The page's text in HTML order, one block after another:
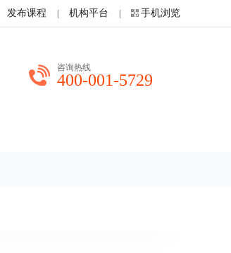
发布课程 机构平台 手机浏览
咨询热线
400-001-5729